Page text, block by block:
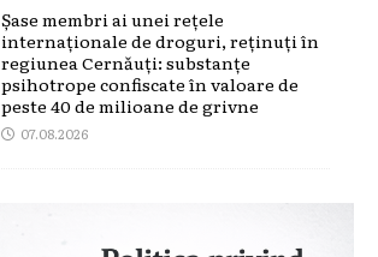
Șase membri ai unei rețele
internaționale de droguri, reținuți în
regiunea Cernăuți: substanțe
psihotrope confiscate în valoare de
peste 40 de milioane de grivne
07.08.2026